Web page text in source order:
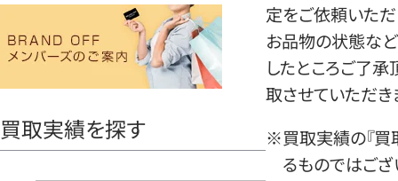
ヤ
買取実績を探す
定をご依頼いただ
お品物の状態など
したところご了
取させていただき
※買取実績の『買
るものではござ